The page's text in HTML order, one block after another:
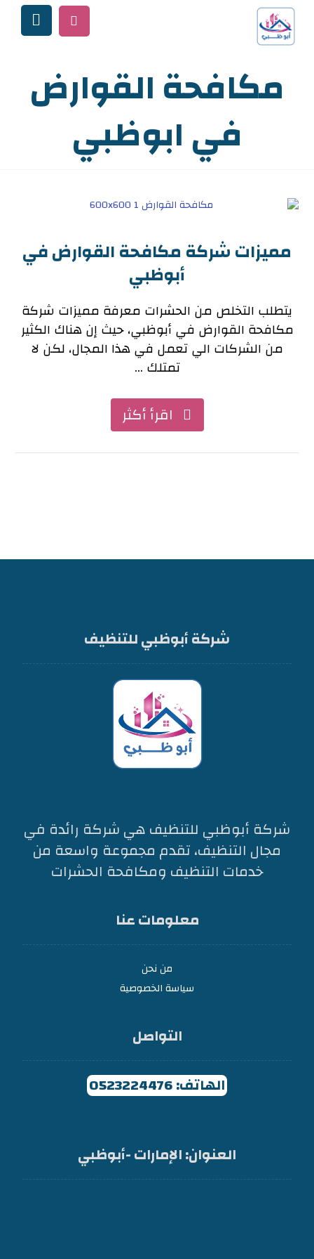
مكافحة القوارض
في ابوظبي
مميزات شركة مكافحة القوارض في
أبوظبي
يتطلب التخلص من الحشرات معرفة مميزات شركة
مكافحة القوارض في أبوظبي، حيث إن هناك الكثير
من الشركات الي تعمل في هذا المجال، لكن لا
تمتلك ...
اقرأ أكثر
شركة أبوظبي للتنظيف
شركة أبوظبي للتنظيف هي شركة رائدة في
مجال التنظيف، تقدم مجموعة واسعة من
خدمات التنظيف ومكافحة الحشرات
معلومات عنا
من نحن
سياسة الخصوصية
التواصل
الهاتف: 0523224476
العنوان: الإمارات -أبوظبي